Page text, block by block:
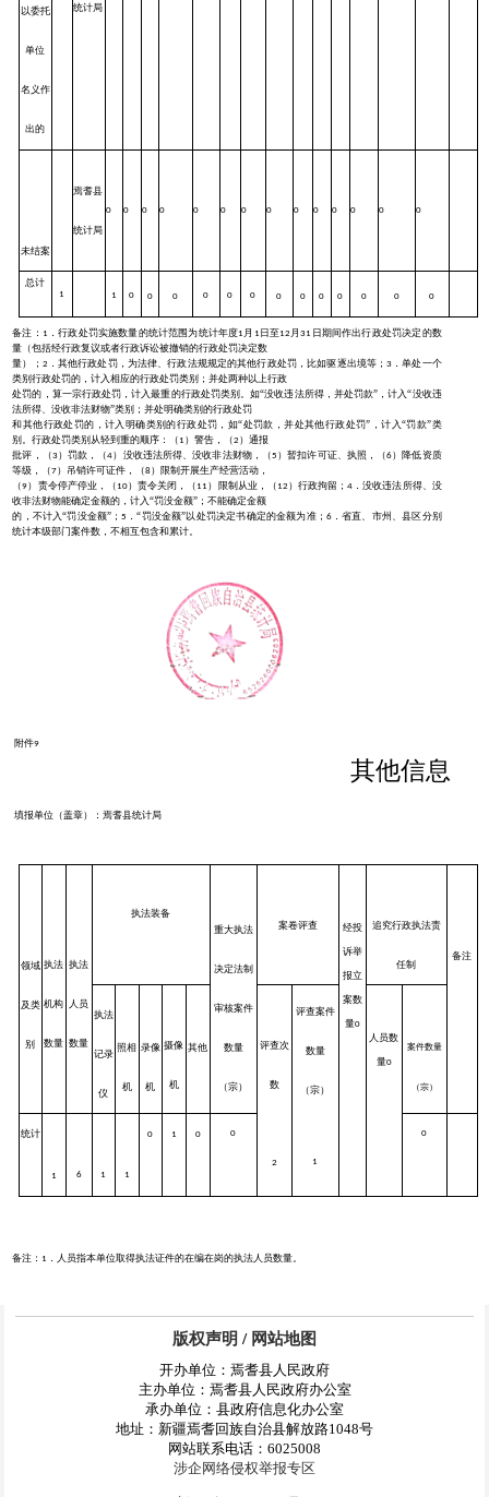
以委托
单位
名义作
出的
统计局
未结案
焉耆县
统计局
0 0 0 0 0 0 0 0 0 0 0 0 0 0
总计
1 1 0 0 0 0 0 0 0 0 0 0 0 0 0
备注： 1 ．行政处罚实施数量的统计范围为统计年度1 月 1 日至12 月31
日期间作出行政处罚决定的数
量（包括经行政复议或者行政诉讼被撤销的行政处罚决定数
量）； 2 ．其他行政处罚，为法律、行政法规规定的其他行政处罚，比如驱逐出境等；3
．单处一个
类别行政处罚的，计入相应的行政处罚类别；并处两种以上行政
处罚的，算一宗行政处罚，计入最重的行政处罚类别。如“没收违法所得，并处罚款”，计入“没收违
法所得、没收非法财物”类别；并处明确类别的行政处罚
和其他行政处罚的，计入明确类别的行政处罚，如“处罚款，并处其他行政处罚”，计入“罚款”类
别。行政处罚类别从轻到重的顺序：（ 1 ）警告，（2 ）通报
批评，（3）罚款，（4）没收违法所得、没收非法财物，（5 ）暂扣许可证、执照，（6）降低资质
等级，（7）吊销许可证件，（8）限制开展生产经营活动，
（9）责令停产停业，（ 10）责令关闭，（ 11 ）限制从业，（ 12 ）行政拘留；4
．没收违法所得、没
收非法财物能确定金额的，计入“罚没金额”；不能确定金额
的，不计入“罚没金额”；5 ．“罚没金额”以处罚决定书确定的金额为准； 6．省直、市州、县区分别
统计本级部门案件数，不相互包含和累计。
附件9
其他信息
填报单位（盖章）：焉耆县统计局
领域
及类
别
执法
机构
数量
执法
人员
数量
执法装备
重大执法
决定法制
审核案件
数量
（宗）
案卷评查 经投
诉举
报立
案数
量0
追究行政执法责
任制
备注
执法
记录
仪
照相
机
录像
机
摄像
机
其他 评查次
数
2
评查案件
数量
（宗）
1
人员数
量0
案件数量
（宗）
统计
1 6 1 1
0 1 0 0 0
备注： 1 ．人员指本单位取得执法证件的在编在岗的执法人员数量。
版权声明 / 网站地图
开办单位：焉耆县人民政府
主办单位：焉耆县人民政府办公室
承办单位：县政府信息化办公室
地址：新疆焉耆回族自治县解放路1048号
网站联系电话：6025008
涉企网络侵权举报专区